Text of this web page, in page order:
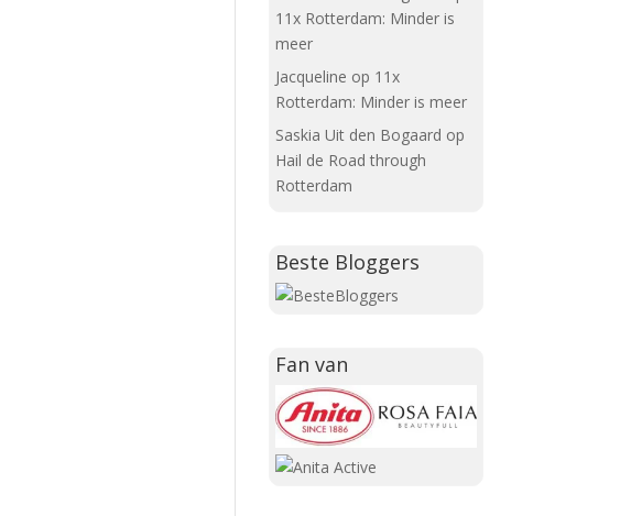
11x Rotterdam: Minder is
meer
Jacqueline op 11x
Rotterdam: Minder is meer
Saskia Uit den Bogaard op
Hail de Road through
Rotterdam
Beste Bloggers
Fan van